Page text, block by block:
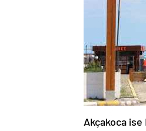
Akçakoca ise